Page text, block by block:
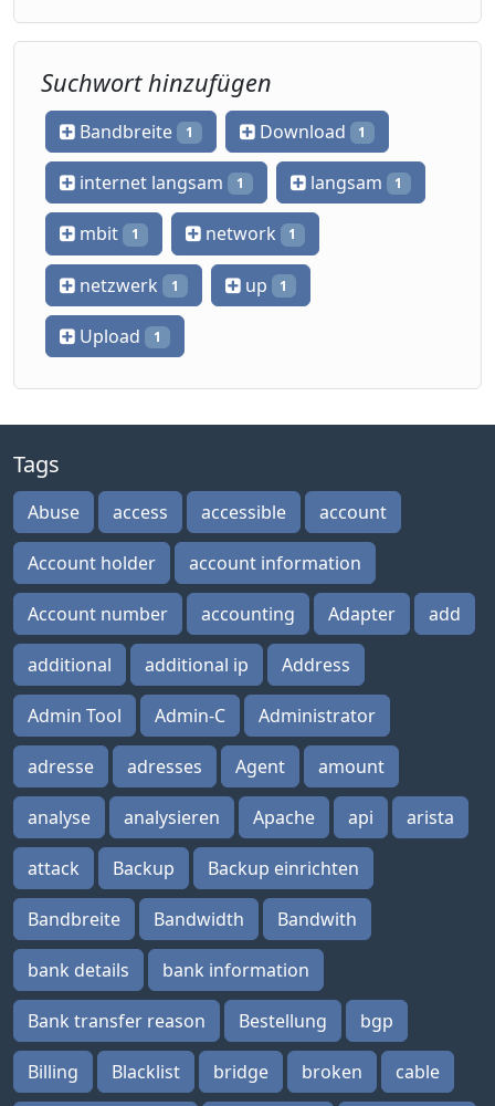
Suchwort hinzufügen
Bandbreite 1 Download 1
internet langsam 1 langsam 1
mbit 1 network 1
netzwerk 1 up 1
Upload 1
Tags
Abuse access accessible account
Account holder account information
Account number accounting Adapter add
additional additional ip Address
Admin Tool Admin-C Administrator
adresse adresses Agent amount
analyse analysieren Apache api arista
attack Backup Backup einrichten
Bandbreite Bandwidth Bandwith
bank details bank information
Bank transfer reason Bestellung bgp
Billing Blacklist bridge broken cable